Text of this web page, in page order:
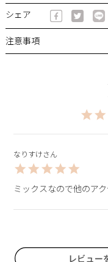
シェア
注意事項
なりすけ
ミックスなので他のア